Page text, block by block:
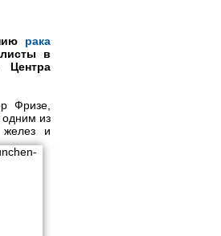
рака
в
Центра
Фризе,
из
желез и